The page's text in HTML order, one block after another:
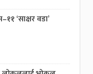
‘साक्षर वडा’